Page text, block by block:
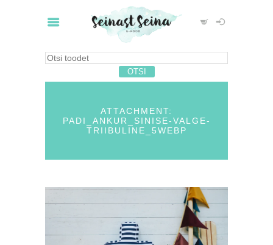
ATTACHMENT:
PADI_ANKUR_SINISE-VALGE-
TRIIBULINE_5WEBP